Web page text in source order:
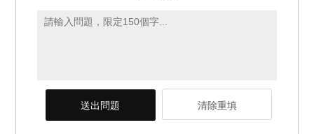
送出問題 清除重填